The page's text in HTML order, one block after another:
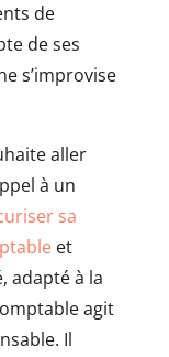
de
de ses
s’improvise
aller
à un
sa
et
adapté à la
agit
Il